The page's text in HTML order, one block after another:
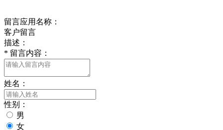
留言应用名称：
客户留言
描述：
* 留言内容：
姓名：
性别：
男
女